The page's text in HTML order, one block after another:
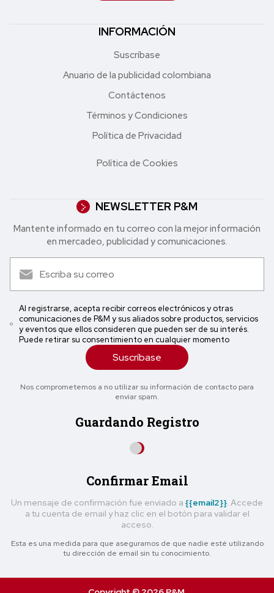
INFORMACIÓN
Suscríbase
Anuario de la publicidad colombiana
Contáctenos
Términos y Condiciones
Política de Privacidad
Política de Cookies
NEWSLETTER P&M
Mantente informado en tu correo con la mejor in formación
en mercadeo, publicidad y comunicaciones.
Al registrarse, acepta recibir correos electrónicos y otras
comunicaciones de P&M y sus aliados sobre productos, servicios
y eventos que ellos consideren que pueden ser de su interés.
Puede retirar su consentimiento en cualquier momento
Suscríbase
Nos comprometemos a no utilizar su información de contacto para
enviar spam.
Guardando Registro
Confirmar Email
Un mensaje de confirmación fue enviado a {{email2}} . Accede
a tu cuenta de email y haz clic en el botón para validar el
acceso.
Esta es una medida para que asegurarnos de que nadie esté utilizando
tu dirección de email sin tu conocimiento.